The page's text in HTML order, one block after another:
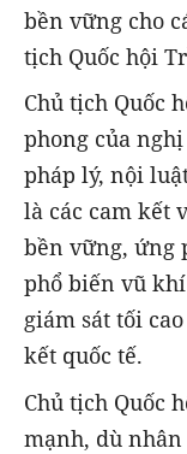
bền vững cho
tịch Quốc hội
Chủ tịch Quốc
phong của
pháp lý, nội
là các cam kết
bền vững, ứng
phổ biến vũ
giám sát tối
kết quốc tế.
Chủ tịch Quốc
mạnh, dù